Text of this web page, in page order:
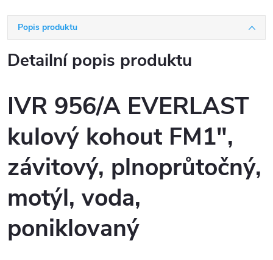
Popis produktu
Detailní popis produktu
IVR 956/A EVERLAST
kulový kohout FM1",
závitový, plnoprůtočný,
motýl, voda,
poniklovaný